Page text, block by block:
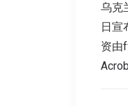
乌克
日宣
资由